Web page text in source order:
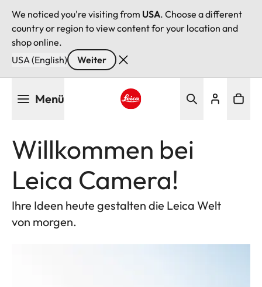
We noticed you're visiting from USA. Choose a different
country or region to view content for your location and
shop online.
USA (English)
Weiter
Menü
Willkommen bei
Leica Camera!
Ihre Ideen heute gestalten die Leica Welt
von morgen.